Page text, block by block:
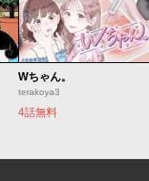
Wちゃん。
terakoya3
4話無料